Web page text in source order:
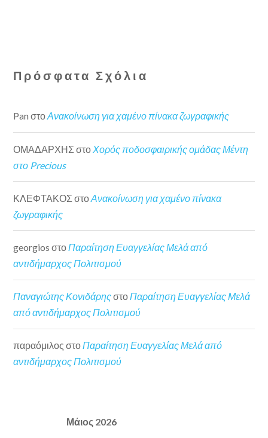
Πρόσφατα Σχόλια
Pan στοΑνακοίνωση για χαμένο πίνακα ζωγραφικής
ΟΜΑΔΑΡΧΗΣ στο Χορός ποδοσφαιρικής ομάδας Μέντη
στο Precious
ΚΛΕΦΤΑΚΟΣ στοΑνακοίνωση για χαμένο πίνακα
ζωγραφικής
georgios στοΠαραίτηση Ευαγγελίας Μελά από
αντιδήμαρχος Πολιτισμού
Παναγιώτης ΚονιδάρηςστοΠαραίτηση Ευαγγελίας Μελά
από αντιδήμαρχος Πολιτισμού
παραόμιλος στοΠαραίτηση Ευαγγελίας Μελά από
αντιδήμαρχος Πολιτισμού
Μάιος 2026